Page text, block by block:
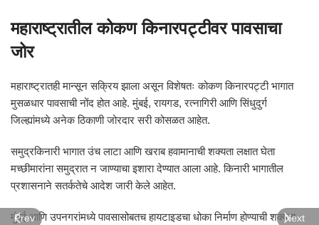
महाराष्ट्रातील कोकण किनारपट्टीवर पावसाचा
जोर
महाराष्ट्रातही मान्सून सक्रिय झाला असून विशेषतः कोकण किनारपट्टी भागात
मुसळधार पावसाची नोंद होत आहे. मुंबई, रायगड, रत्नागिरी आणि सिंधुदुर्ग
जिल्ह्यांमध्ये अनेक ठिकाणी जोरदार सरी कोसळत आहेत.
समुद्रकिनारी भागात उंच लाटा आणि खराब हवामानाची शक्यता लक्षात घेता
मच्छीमारांना समुद्रात न जाण्याचा इशारा देण्यात आला आहे. किनारी भागातील
प्रशासनाने सतर्कतेचे आदेश जारी केले आहेत.
मुंबई आणि उपनगरांमध्ये पावसासोबतच हायटाइडचा धोका निर्माण होण्याची शक्यता
Prev Next